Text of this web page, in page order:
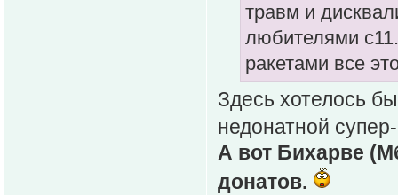
травм и
любителями
ракетами все
Здесь хотелось
недонатной
А вот Бихарве
донатов.